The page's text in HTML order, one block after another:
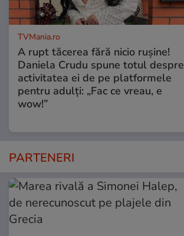
TVMania.ro
A rupt tăcerea fără nicio rușine!
Daniela Crudu spune totul despre
activitatea ei de pe platformele
pentru adulți: „Fac ce vreau, e
wow!”
PARTENERI